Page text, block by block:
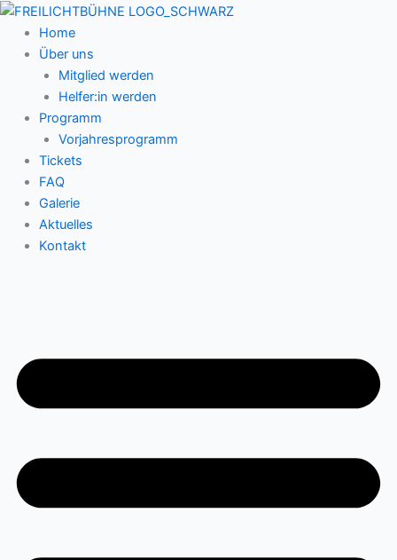
Zum
Inhalt
springen
Home
Über uns
Mitglied werden
Helfer:in werden
Programm
Vorjahresprogramm
Tickets
FAQ
Galerie
Aktuelles
Kontakt